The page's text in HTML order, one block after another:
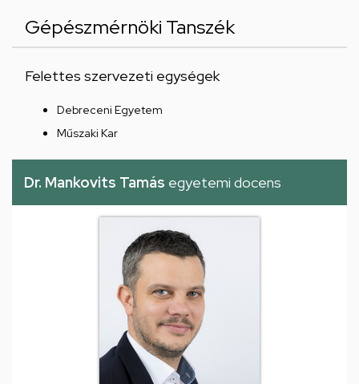
Gépészmérnöki Tanszék
Felettes szervezeti egységek
Debreceni Egyetem
Műszaki Kar
Dr. Mankovits Tamás egyetemi docens